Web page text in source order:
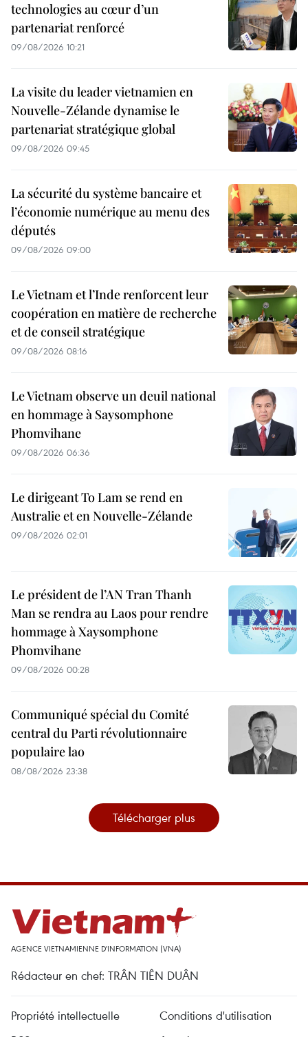
technologies au cœur d’un
partenariat renforcé
09/08/2026 10:21
La visite du leader vietnamien en
Nouvelle-Zélande dynamise le
partenariat stratégique global
09/08/2026 09:45
La sécurité du système bancaire et
l’économie numérique au menu des
députés
09/08/2026 09:00
Le Vietnam et l’Inde renforcent leur
coopération en matière de recherche
et de conseil stratégique
09/08/2026 08:16
Le Vietnam observe un deuil national
en hommage à Saysomphone
Phomvihane
09/08/2026 06:36
Le dirigeant To Lam se rend en
Australie et en Nouvelle-Zélande
09/08/2026 02:01
Le président de l’AN Tran Thanh
Man se rendra au Laos pour rendre
hommage à Xaysomphone
Phomvihane
09/08/2026 00:28
Communiqué spécial du Comité
central du Parti révolutionnaire
populaire lao
08/08/2026 23:38
Télécharger plus
AGENCE VIETNAMIENNE D'INFORMATION (VNA)
Rédacteur en chef: TRÂN TIÊN DUÂN
Propriété intellectuelle
Conditions d'utilisation